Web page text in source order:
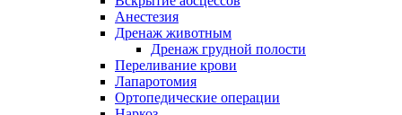
Анестезия
Дренаж животным
Дренаж грудной полости
Переливание крови
Лапаротомия
Ортопедические операции